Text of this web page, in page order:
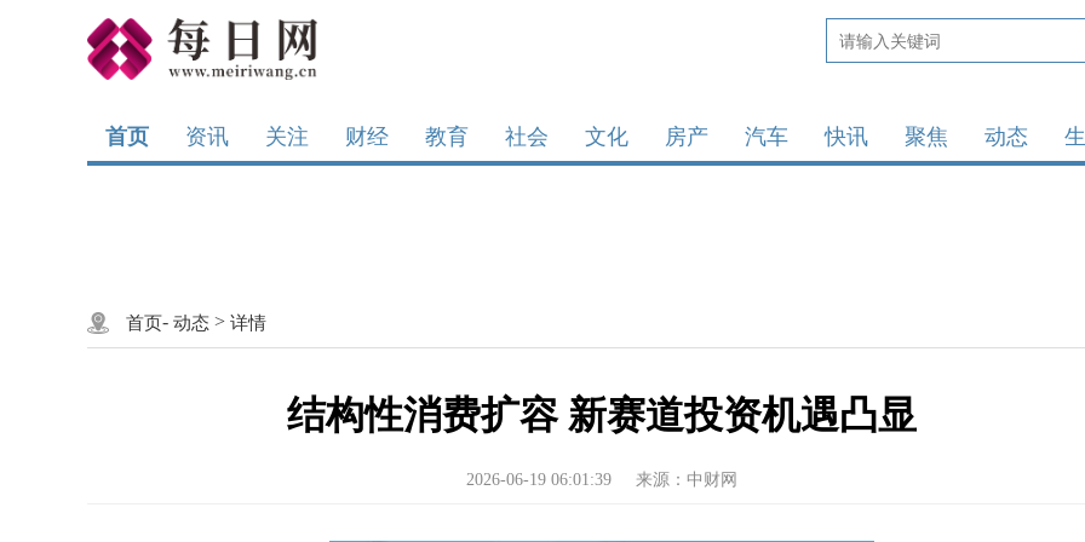
首页 资讯 关注 财经 教育 社会 文化 房产 汽车 快讯 聚焦 动态
首页- 动态 > 详情
结构性消费扩容 新赛道投资机遇凸显
2026-06-19 06:01:39 来源：中财网